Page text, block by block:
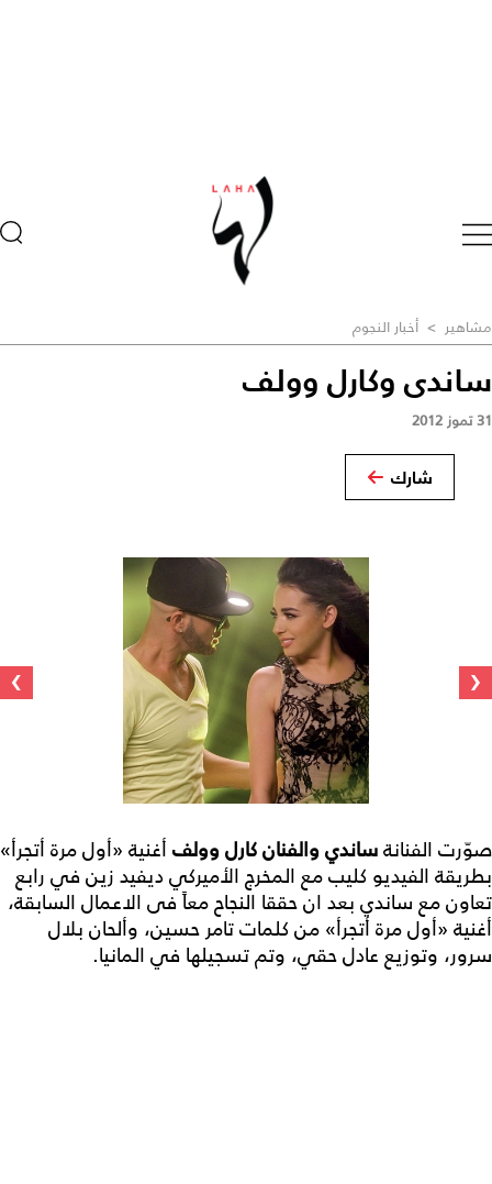
مشاهير > أخبار النجوم
ساندى وكارل وولف
31 تموز 2012
شارك
‹
›
صوّرت الفنانةساندي والفنان كارل وولف أغنية «أول مرة أتجرأ»
بطريقة الفيديو كليب مع المخرج الأميركي ديفيد زين في رابع
تعاون مع ساندي بعد ان حققا النجاح معاً فى الاعمال السابقة،
أغنية «أول مرة أتجرأ» من كلمات تامر حسين، وألحان بلال
سرور، وتوزيع عادل حقي، وتم تسجيلها في المانيا.